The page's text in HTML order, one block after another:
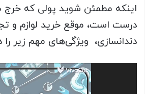
اینکه مطمئن شوید پولی که خرج
درست است، موقع خرید لوازم و
دندانسازی، ویژگی‌های مهم زیر را
ویدیو